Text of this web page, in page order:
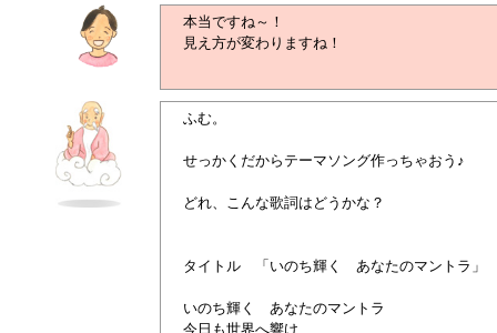
本当ですね～！
見え方が変わりますね！
ふむ。
せっかくだからテーマソング作っちゃおう♪
どれ、こんな歌詞はどうかな？
タイトル 「いのち輝く あなたのマントラ」
いのち輝く あなたのマントラ
今日も世界へ響け